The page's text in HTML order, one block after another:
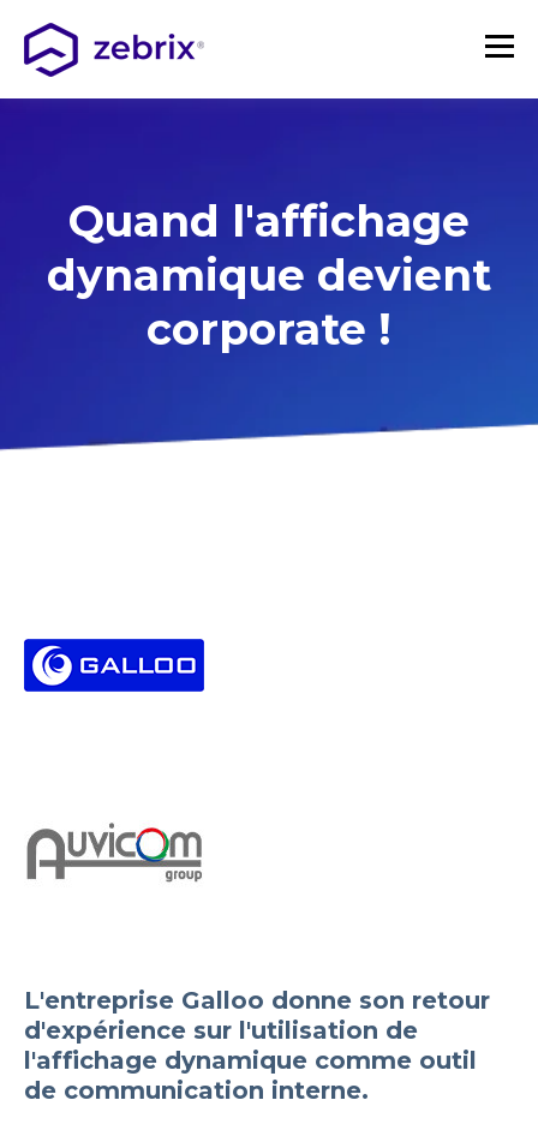
Quand l'affichage
dynamique devient
corporate !
L'entreprise Galloo donne son retour
d'expérience sur l'utilisation de
l'affichage dynamique comme outil
de communication interne.